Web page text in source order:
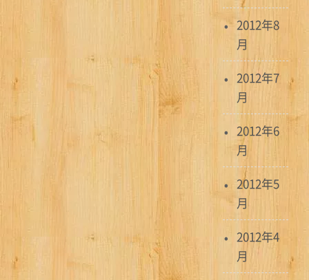
2012年8
月
2012年7
月
2012年6
月
2012年5
月
2012年4
月